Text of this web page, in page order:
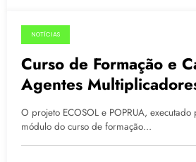
10.06.2015
NOTÍCIAS
Curso de Formação e
Agentes
ECOSOL e POPRUA
Vivências
O projeto ECOSOL e POPRUA, executado
módulo do curso de formação…